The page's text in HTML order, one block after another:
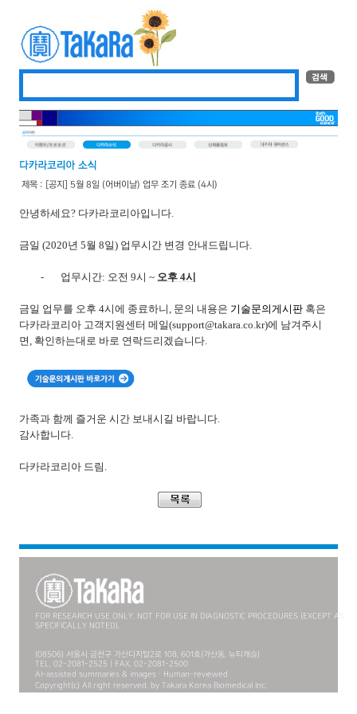
제목 : [공지] 5월 8일 (어버이날) 업무 조기 종료 (4시)
안녕하세요? 다카라코리아입니다
금일 (2020년 5월 8일) 업무시간 변경 안내드립니다
- 업무시간: 오전 9시 ~ 오후4시
금일 업무를 오후 4시에 종료하니 문의 내용은 기술문의게시판 혹은
다카라코리아 고객지원센터 메일(support@takara.co.kr)에 남겨주시
면 확인하는대로 바로 연락드리겠습니다
가족과 함께 즐거운 시간 보내시길 바랍니다.
감사합니다
다카라코리아 드림
FOR RESEARCH USE ONLY. NOT FOR USE IN DIAGNOSTIC PROCEDURES (EXCEPT AS
SPECIFICALLY NOTED).
(08506) 서울시 금천구 가산디지털2로 108, 601호(가산동, 뉴티캐슬)
TEL. 02-2081-2525 | FAX. 02-2081-2500
AI-assisted summaries & images · Human-reviewed
Copyright(c) All right reserved. by Takara Korea Biomedical Inc.